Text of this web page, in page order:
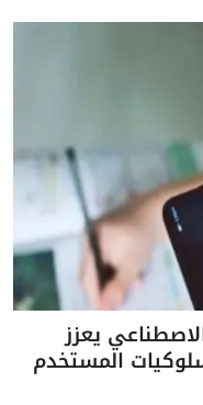
يعزز
المستخدم